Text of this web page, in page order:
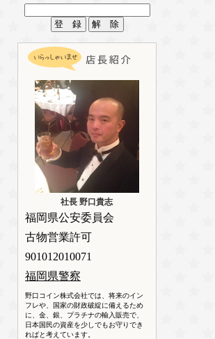
社長 野口貴志
福岡県公安委員会
古物営業許可
901012010071
福岡県警察
野口コイン株式会社では、将来のイン
フレや、国家の財政破綻に備えるため
に、金、銀、プラチナの輸入販売で、
日本国民の資産を少しでもお守りでき
ればと考えています。